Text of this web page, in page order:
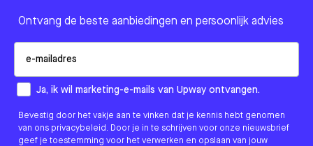
Ontvang de beste aanbiedingen en persoonlijk advies
How would you like to hear from us?
Ja, ik wil marketing-e-mails van Upway ontvangen.
Bevestig door het vakje aan te vinken dat je kennis hebt genomen
van ons privacybeleid. Door je in te schrijven voor onze nieuwsbrief
geef je toestemming voor het verwerken en opslaan van jouw